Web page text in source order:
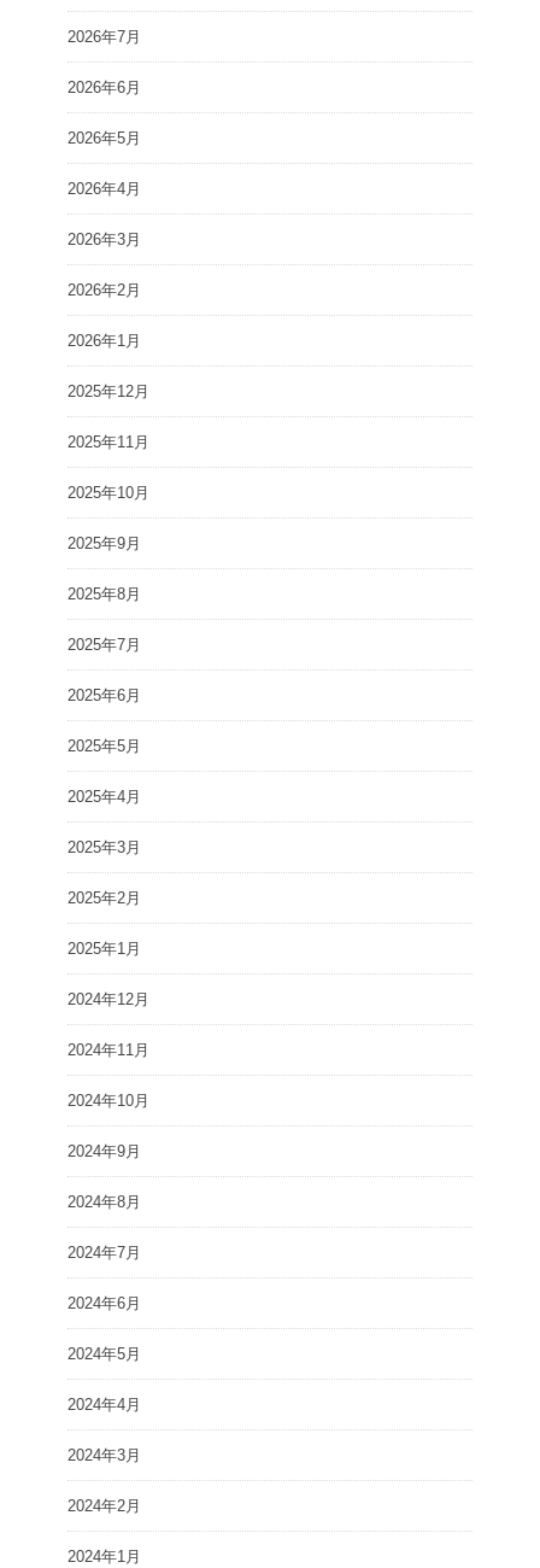
2026年7月
2026年6月
2026年5月
2026年4月
2026年3月
2026年2月
2026年1月
2025年12月
2025年11月
2025年10月
2025年9月
2025年8月
2025年7月
2025年6月
2025年5月
2025年4月
2025年3月
2025年2月
2025年1月
2024年12月
2024年11月
2024年10月
2024年9月
2024年8月
2024年7月
2024年6月
2024年5月
2024年4月
2024年3月
2024年2月
2024年1月